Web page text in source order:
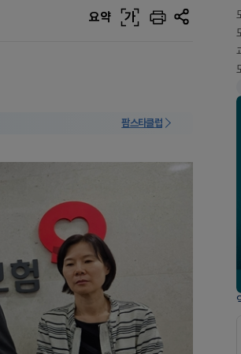
요약 가
팜스타클럽